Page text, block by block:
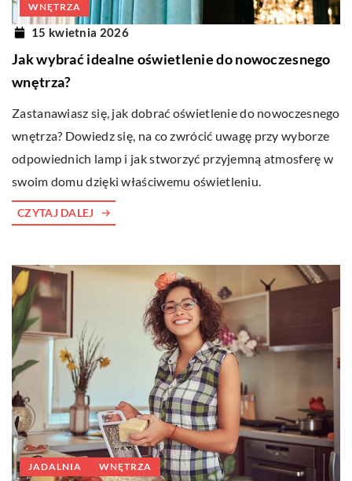
WNĘTRZA
15 kwietnia 2026
Jak wybrać idealne oświetlenie do nowoczesnego
wnętrza?
Zastanawiasz się, jak dobrać oświetlenie do nowoczesnego
wnętrza? Dowiedz się, na co zwrócić uwagę przy wyborze
odpowiednich lamp i jak stworzyć przyjemną atmosferę w
swoim domu dzięki właściwemu oświetleniu.
CZYTAJ DALEJ
JADALNIA WNĘTRZA